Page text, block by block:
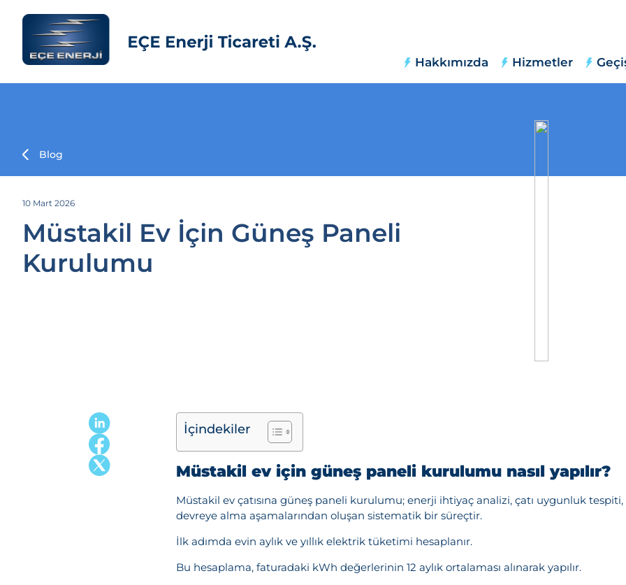
Hakkımızda Hizmetler
Blog
10 Mart 2026
Müstakil Ev İçin Güneş Paneli
Kurulumu
İçindekiler
Müstakil ev için güneş paneli kurulumu nasıl yapılır?
Müstakil ev çatısına güneş paneli kurulumu; enerji ihtiyaç analizi, çatı uygunluk tespiti,
devreye alma aşamalarından oluşan sistematik bir süreçtir.
İlk adımda evin aylık ve yıllık elektrik tüketimi hesaplanır.
Bu hesaplama, faturadaki kWh değerlerinin 12 aylık ortalaması alınarak yapılır.